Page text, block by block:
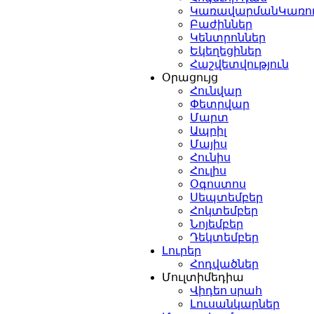
Բաժիններ
Կենտրոններ
Եկեղեցիներ
Հաշվետվություն
Օրացույց
Հունվար
Փետրվար
Մարտ
Ապրիլ
Մայիս
Հունիս
Հուլիս
Օգոստոս
Սեպտեմբեր
Հոկտեմբեր
Նոյեմբեր
Դեկտեմբեր
Լուրեր
Հոդվածներ
Մուլտիմեդիա
Վիդեո սրահ
Լուսանկարներ